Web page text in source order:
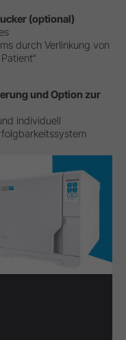
(optional)
durch Verlinkung von
und Option zur
individuell